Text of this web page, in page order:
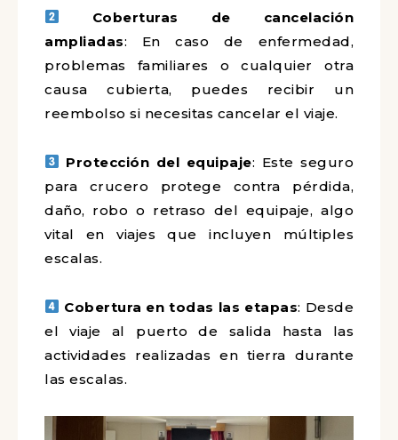
Coberturas de cancelación
ampliadas: En caso de enfermedad,
problemas familiares o cualquier otra
causa cubierta, puedes recibir un
reembolso si necesitas cancelar el viaje.
Protección del equipaje: Este seguro
para crucero protege contra pérdida,
daño, robo o retraso del equipaje, algo
vital en viajes que incluyen múltiples
escalas.
Cobertura en todas las etapas: Desde
el viaje al puerto de salida hasta las
actividades realizadas en tierra durante
las escalas.